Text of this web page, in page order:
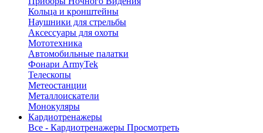
Кольца и кронштейны
Наушники для стрельбы
Аксессуары для охоты
Мототехника
Автомобильные палатки
Фонари ArmyTek
Телескопы
Метеостанции
Металлоискатели
Монокуляры
Кардиотренажеры
Все - Кардиотренажеры Просмотреть